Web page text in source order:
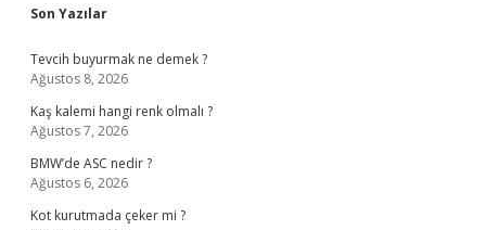
Sidebar
Son Yazılar
Tevcih buyurmak ne demek ?
Ağustos 8, 2026
Kaş kalemi hangi renk olmalı ?
Ağustos 7, 2026
BMW’de ASC nedir ?
Ağustos 6, 2026
Kot kurutmada çeker mi ?